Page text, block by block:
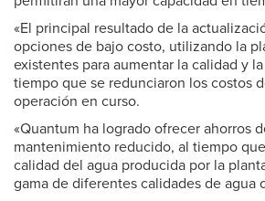
«El principal resultado de la
opciones de bajo costo, utilizando la
existentes para aumentar la calidad y
tiempo que se redunciaron los costos
operación en curso.
«Quantum ha logrado ofrecer ahorros
mantenimiento reducido, al tiempo
calidad del agua producida por la
gama de diferentes calidades de agua